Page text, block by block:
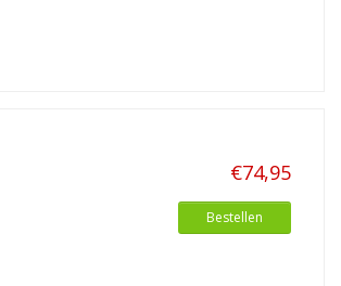
€74,95
Bestellen